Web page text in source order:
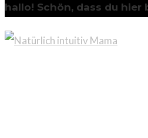
hallo! Schön, dass du hier